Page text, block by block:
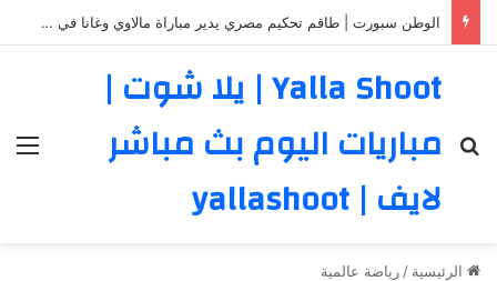
الوطن سبورت | طاقم تحكيم مصري يدير مباراة مالاوي وغانا في ربع نهائي أمم أفريقيا للسيدات
Yalla Shoot | يلا شوت |
مباريات اليوم بث مباشر
لايف | yallashoot
بحث عن
الرئيسية / رياضة عالمية